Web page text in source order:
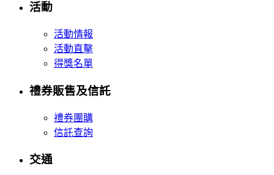
活動
活動情報
活動直擊
得獎名單
禮券販售及信託
禮券團購
信託查詢
交通